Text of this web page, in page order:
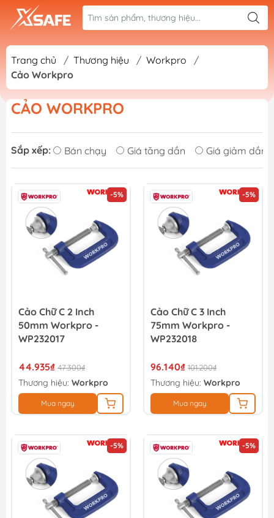
Trang chủ / Thương hiệu / Workpro
/
Cảo Workpro
CẢO WORKPRO
Sắp xếp: Bán chạy Giá tăng dần Giá giảm dần
-5%
Cảo Chữ C 2 Inch
50mm Workpro -
WP232017
44.935₫ 47.300₫
Thương hiệu: Workpro
Mua ngay
-5%
Cảo Chữ C 3 Inch
75mm Workpro -
WP232018
96.140₫ 101.200₫
Thương hiệu: Workpro
Mua ngay
-5% -5%